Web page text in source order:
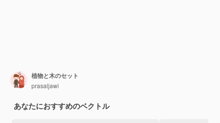
植物と木のセット
prasaljawi
あなたにおすすめのベクトル